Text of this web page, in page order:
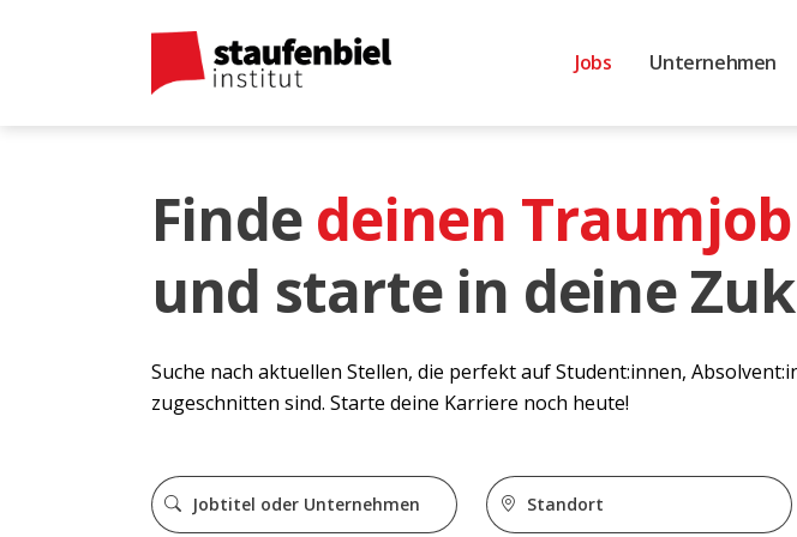
Jobs Unternehmen
Finde deinen Traumjob
und starte in deine
Suche nach aktuellen Stellen, die perfekt auf Student:innen,
zugeschnitten sind. Starte deine Karriere noch heute!